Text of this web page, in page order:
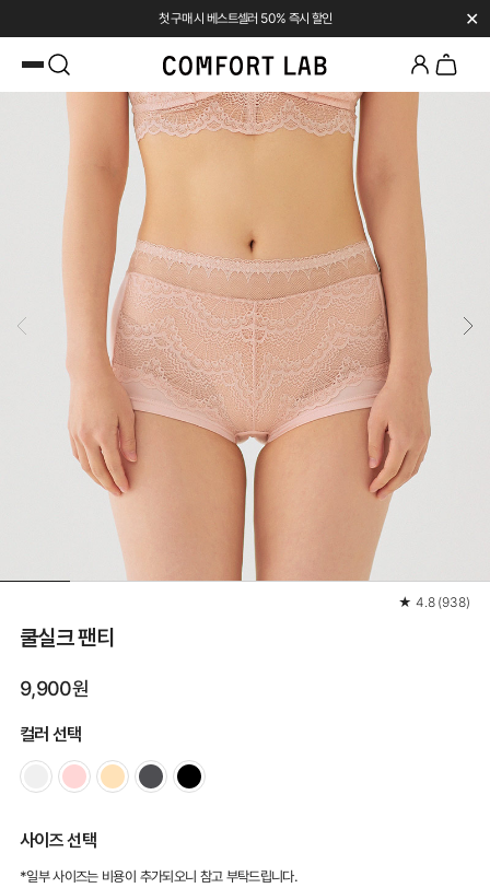
첫 구매 시 베스트셀러 50% 즉시 할인 ✕
★ 4.8 (938)
쿨실크 팬티
9,900원
컬러 선택
사이즈 선택
*일부 사이즈는 비용이 추가되오니 참고 부탁드립니다.